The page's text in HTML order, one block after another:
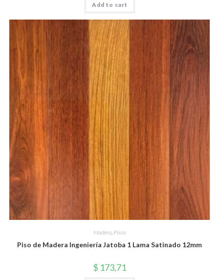
Add to cart
Madera, Pisos
Piso de Madera Ingeniería Jatoba 1 Lama Satinado 12mm
$ 173,71